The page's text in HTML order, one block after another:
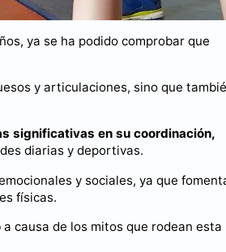
ya se ha podido comprobar que
y articulaciones, sino que
significativas en su coordinación,
diarias y deportivas.
y sociales, ya que
físicas.
a causa de los mitos que rodean esta